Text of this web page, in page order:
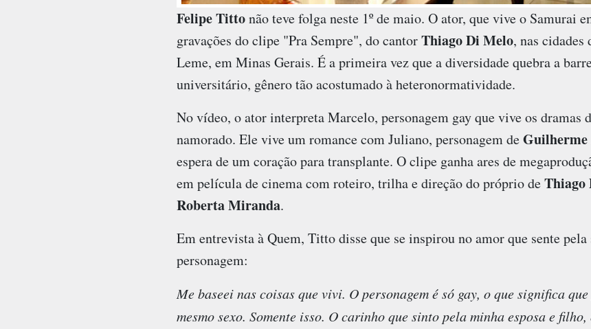
Felipe Tittonão teve folga neste 1º de maio. O ator, que vive o Samurai
gravações do clipe "Pra Sempre", do cantorThiago Di Melo, nas cidades
Leme, em Minas Gerais. É a primeira vez que a diversidade quebra a
universitário, gênero tão acostumado à heteronormatividade.
No vídeo, o ator interpreta Marcelo, personagem gay que vive os dramas
namorado. Ele vive um romance com Juliano, personagem de
espera de um coração para transplante. O clipe ganha ares de
em película de cinema com roteiro, trilha e direção do próprio deThiago
Roberta Miranda.
Em entrevista à Quem, Titto disse que se inspirou no amor que sente
personagem:
Me baseei nas coisas que vivi. O personagem é só gay, o que significa
mesmo sexo. Somente isso. O carinho que sinto pela minha esposa e